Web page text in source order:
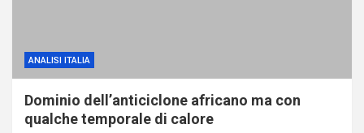
ANALISI ITALIA
Dominio dell’anticiclone africano ma con
qualche temporale di calore